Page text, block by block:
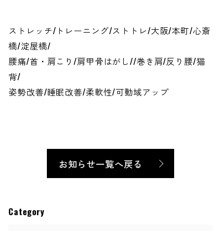
ストレッチ/トレーニング/ストトレ/大阪/本町/心斎
橋/淀屋橋/
腰痛/首・肩こり/肩甲骨はがし//巻き肩/反り腰/猫
背/
姿勢改善/睡眠改善/柔軟性/可動域アップ
お知らせ一覧へ戻る
Category